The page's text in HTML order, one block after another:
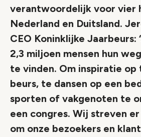
verantwoordelijk voor vier
Nederland en Duitsland.
CEO Koninklijke Jaarbeurs:
2,3 miljoen mensen hun
te vinden. Om inspiratie op
beurs, te dansen op een
sporten of vakgenoten te
een congres. Wij streven
om onze bezoekers en